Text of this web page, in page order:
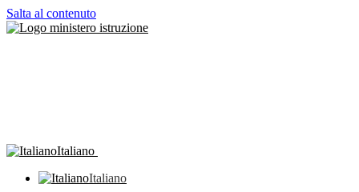
Salta al contenuto
Italiano
Italiano